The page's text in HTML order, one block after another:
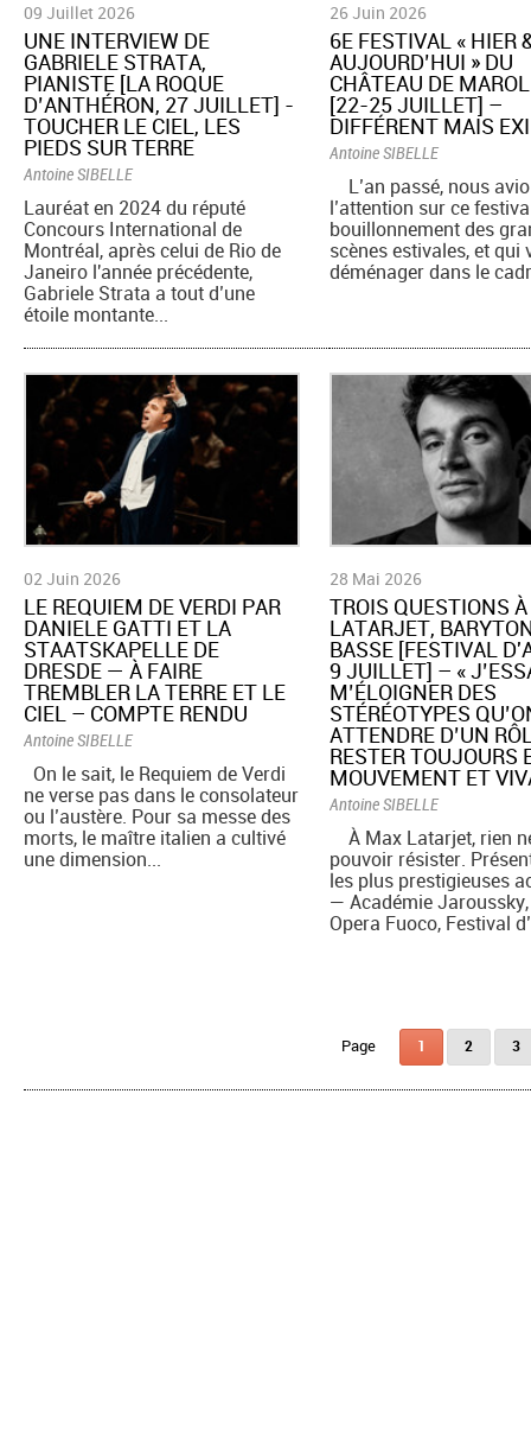
09 Juillet 2026
UNE INTERVIEW DE
GABRIELE STRATA,
PIANISTE [LA ROQUE
D’ANTHÉRON, 27 JUILLET] -
TOUCHER LE CIEL, LES
PIEDS SUR TERRE
Antoine SIBELLE
Lauréat en 2024 du réputé
Concours International de
Montréal, après celui de Rio de
Janeiro l'année précédente,
Gabriele Strata a tout d’une
étoile montante...
26 Juin 2026
6E FESTIVAL « HIER
AUJOURD’HUI » DU
CHÂTEAU DE
[22-25 JUILLET] –
DIFFÉRENT MAIS
Antoine SIBELLE
L’an passé, nous
l’attention sur ce
bouillonnement des
scènes estivales, et qui
déménager dans le
02 Juin 2026
​LE REQUIEM DE VERDI PAR
DANIELE GATTI ET LA
STAATSKAPELLE DE
DRESDE — À FAIRE
TREMBLER LA TERRE ET LE
CIEL – COMPTE RENDU
Antoine SIBELLE
On le sait, le Requiem de Verdi
ne verse pas dans le consolateur
ou l’austère. Pour sa messe des
morts, le maître italien a cultivé
une dimension...
28 Mai 2026
TROIS QUESTIONS
LATARJET,
BASSE [FESTIVAL
9 JUILLET] – «
M’ÉLOIGNER DES
STÉRÉOTYPES
ATTENDRE D’UN
RESTER TOUJOURS
MOUVEMENT ET
Antoine SIBELLE
À Max Latarjet, rien
pouvoir résister.
les plus prestigieuses
— Académie
Opera Fuoco, Festival
1 2 3